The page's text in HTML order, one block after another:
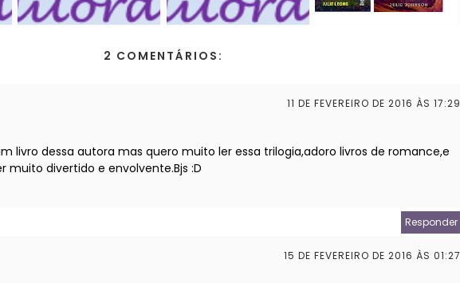
2 COMENTÁRIOS:
11 DE FEVEREIRO DE 2016 ÀS 17:29
livro dessa autora mas quero muito ler essa trilogia,adoro livros de romance,e
muito divertido e envolvente.Bjs :D
Responder
15 DE FEVEREIRO DE 2016 ÀS 01:27